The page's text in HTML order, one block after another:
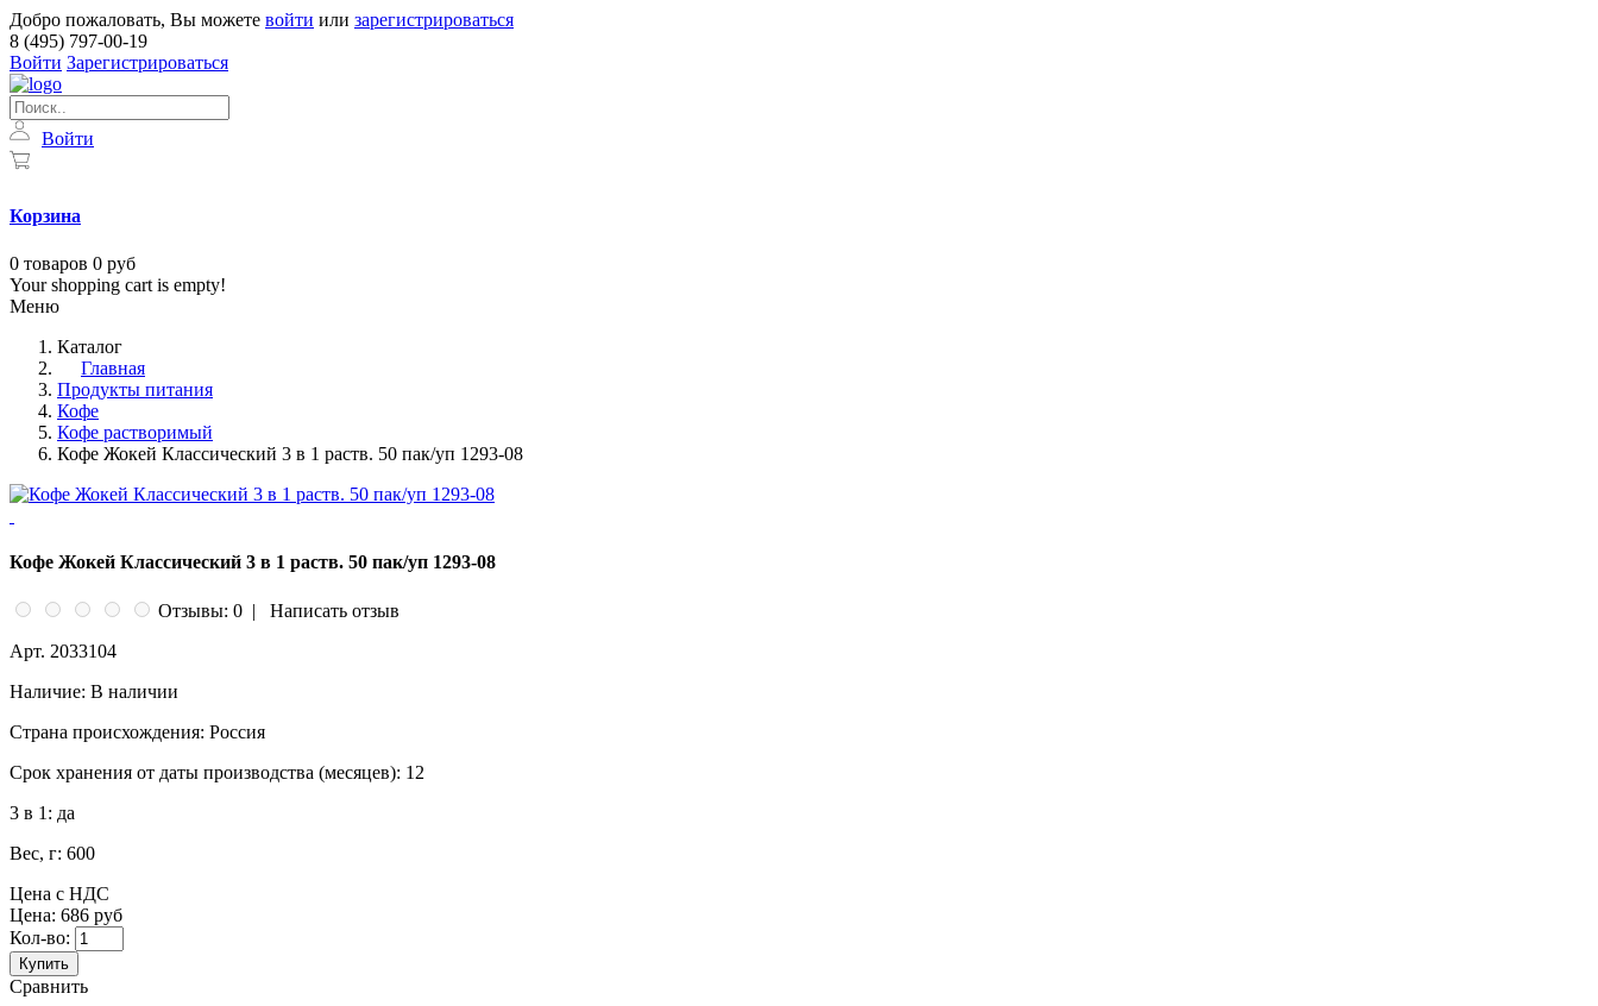
Добро пожаловать, Вы можете войти или зарегистрироваться
8 (495) 797-00-19
Войти Зарегистрироваться
Войти
Корзина
0 товаров 0 руб
Your shopping cart is empty!
Меню
Каталог
Главная
Продукты питания
Кофе
Кофе растворимый
Кофе Жокей Классический 3 в 1 раств. 50 пак/уп 1293-08
Кофе Жокей Классический 3 в 1 раств. 50 пак/уп 1293-08
Отзывы: 0 |
Написать отзыв
Арт. 2033104
Наличие: В наличии
Страна происхождения: Россия
Срок хранения от даты производства (месяцев): 12
3 в 1: да
Вес, г: 600
Цена с НДС
Цена: 686 руб
Кол-во:
Купить
Сравнить